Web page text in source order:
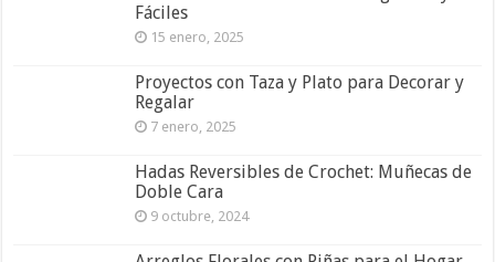
Fáciles
15 enero, 2025
Proyectos con Taza y Plato para Decorar y
Regalar
7 enero, 2025
Hadas Reversibles de Crochet: Muñecas de
Doble Cara
9 octubre, 2024